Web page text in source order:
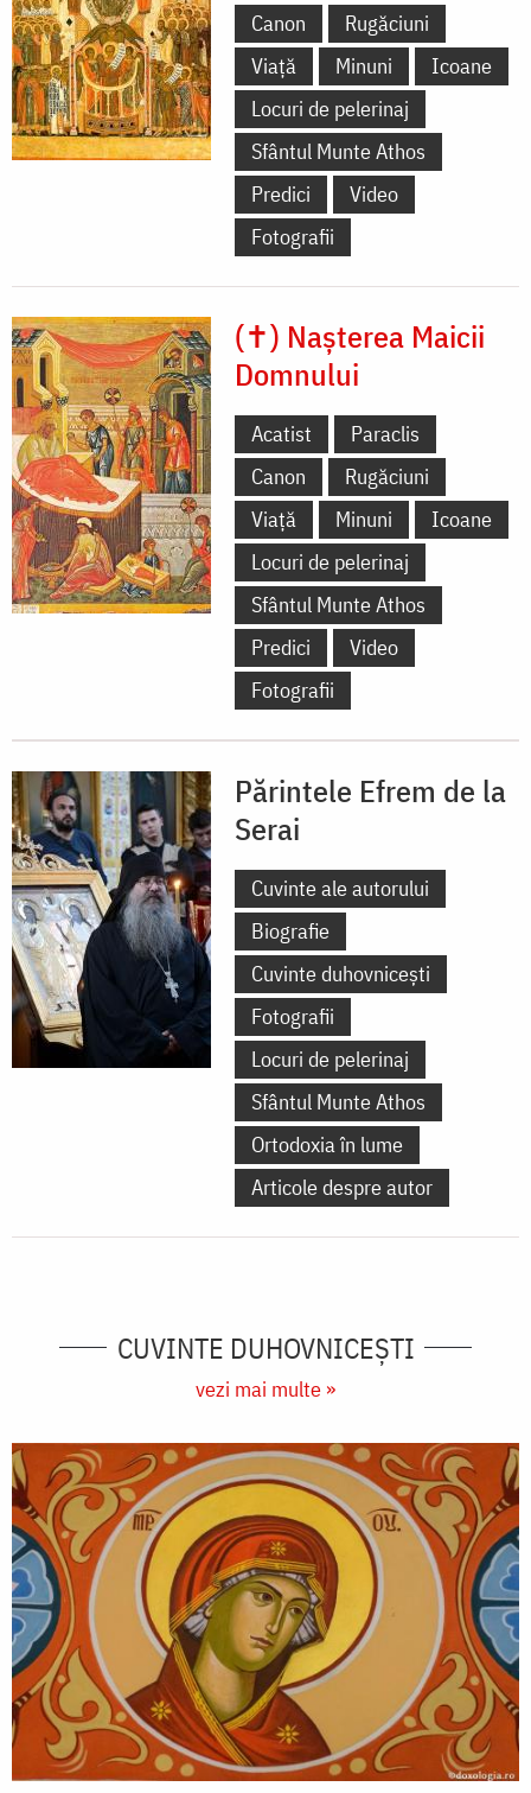
Canon
Rugăciuni
Viață
Minuni
Icoane
Locuri de pelerinaj
Sfântul Munte Athos
Predici
Video
Fotografii
(✝) Nașterea Maicii
Domnului
Acatist
Paraclis
Canon
Rugăciuni
Viață
Minuni
Icoane
Locuri de pelerinaj
Sfântul Munte Athos
Predici
Video
Fotografii
Părintele Efrem de la
Serai
Cuvinte ale autorului
Biografie
Cuvinte duhovnicești
Fotografii
Locuri de pelerinaj
Sfântul Munte Athos
Ortodoxia în lume
Articole despre autor
CUVINTE DUHOVNICEȘTI
vezi mai multe »